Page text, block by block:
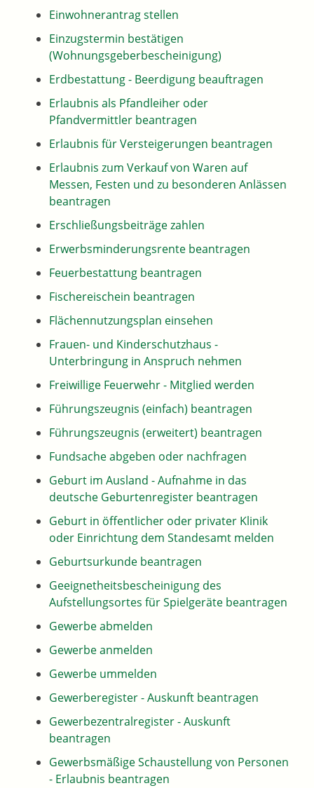
Einwohnerantrag stellen
Einzugstermin bestätigen
(Wohnungsgeberbescheinigung)
Erdbestattung - Beerdigung beauftragen
Erlaubnis als Pfandleiher oder
Pfandvermittler beantragen
Erlaubnis für Versteigerungen beantragen
Erlaubnis zum Verkauf von Waren auf
Messen, Festen und zu besonderen Anlässen
beantragen
Erschließungsbeiträge zahlen
Erwerbsminderungsrente beantragen
Feuerbestattung beantragen
Fischereischein beantragen
Flächennutzungsplan einsehen
Frauen- und Kinderschutzhaus -
Unterbringung in Anspruch nehmen
Freiwillige Feuerwehr - Mitglied werden
Führungszeugnis (einfach) beantragen
Führungszeugnis (erweitert) beantragen
Fundsache abgeben oder nachfragen
Geburt im Ausland - Aufnahme in das
deutsche Geburtenregister beantragen
Geburt in öffentlicher oder privater Klinik
oder Einrichtung dem Standesamt melden
Geburtsurkunde beantragen
Geeignetheitsbescheinigung des
Aufstellungsortes für Spielgeräte beantragen
Gewerbe abmelden
Gewerbe anmelden
Gewerbe ummelden
Gewerberegister - Auskunft beantragen
Gewerbezentralregister - Auskunft
beantragen
Gewerbsmäßige Schaustellung von Personen
- Erlaubnis beantragen